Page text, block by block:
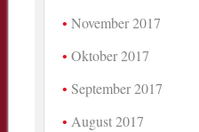
November 2017
Oktober 2017
September 2017
August 2017